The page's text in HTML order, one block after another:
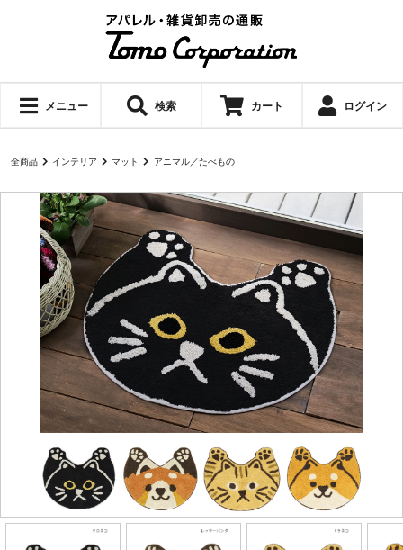
メニュー 検索 カート ログイン
全商品 インテリア マット アニマル／たべもの